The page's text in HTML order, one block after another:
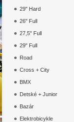
29" Hard
26" Full
27,5" Full
29" Full
Road
Cross + City
BMX
Detské + Junior
Bazár
Elektrobicykle